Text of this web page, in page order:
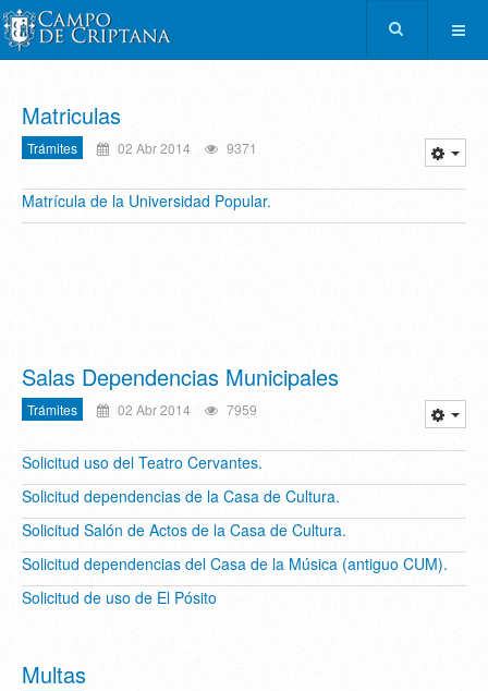
Matriculas
Trámites 02 Abr 2014 9371
Matrícula de la Universidad Popular.
Salas Dependencias Municipales
Trámites 02 Abr 2014 7959
Solicitud uso del Teatro Cervantes.
Solicitud dependencias de la Casa de Cultura.
Solicitud Salón de Actos de la Casa de Cultura.
Solicitud dependencias del Casa de la Música (antiguo CUM).
Solicitud de uso de El Pósito
Multas